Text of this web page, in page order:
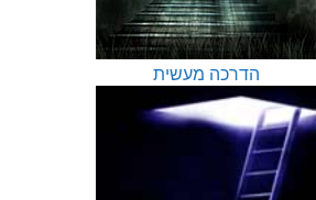
הדרכה מעשית